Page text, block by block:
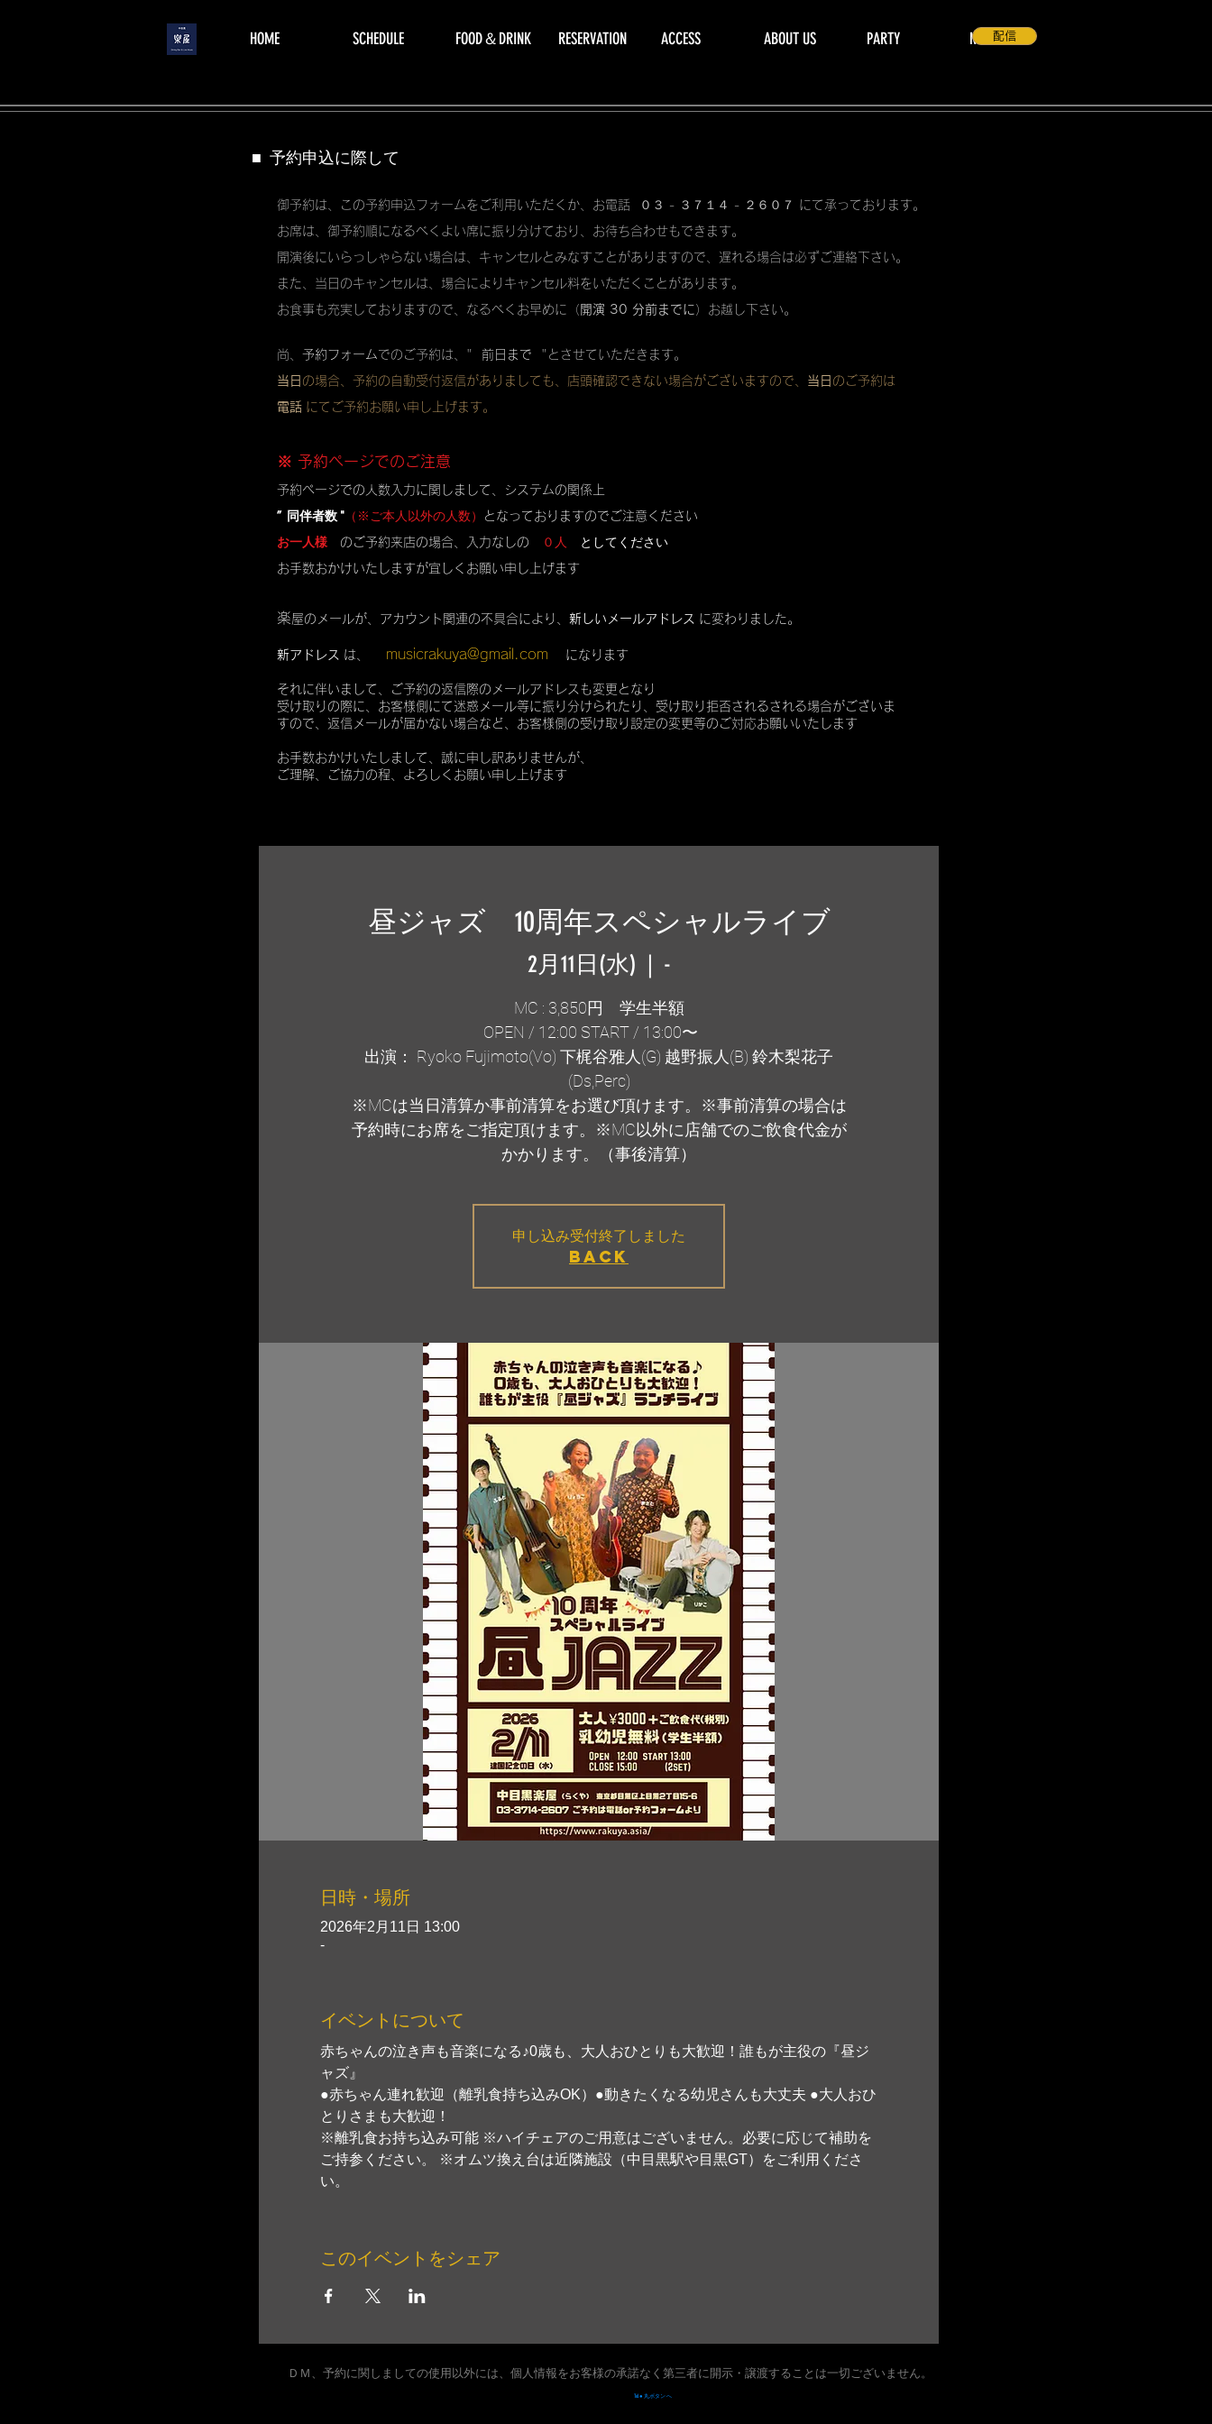
menu HOME SCHEDULE FOOD＆DRINK RESERVATION ACCESS ABOUT US PARTY NEWS配信
■ 予約申込に際して
御予約は、この予約申込フォームをご利用いただくか、お電話 ０３ - ３７１４ - ２６０７ にて承っております。
お席は、御予約順になるべくよい席に振り分けており、お待ち合わせもできます。
開演後にいらっしゃらない場合は、キャンセルとみなすことがありますので、遅れる場合は必ずご連絡下さい。
また、当日のキャンセルは、場合によりキャンセル料をいただくことがあります。
お食事も充実しておりますので、なるべくお早めに（ 開演 30 分前までに）お越し下さい。
尚、 予約フォームでのご予約は、" 前日まで "とさせていただきます。
当日 の場合、予約の自動受付返信がありましても、店頭確認できない場合がございますので、 当日 のご予約は
電話 にてご予約お願い申し上げます。
※ 予約ページでのご注意
予約ページでの人数入力に関しまして、システムの関係上
” 同伴者数 " （※ご本人以外の人数） となっておりますのでご注意ください
お一人様 のご予約来店の場合、入力なしの ０人 としてください
お手数おかけいたしますが宜しくお願い申し上げます
楽屋のメールが、アカウント関連の不具合により、 新しいメールアドレス に変わりました。
新アドレス は、 musicrakuya@gmail.com になります
それに伴いまして、ご予約の返信際のメールアドレスも変更となり
受け取りの際に、お客様側にて迷惑メール等に振り分けられたり、受け取り拒否されるされる場合がございま
すので、返信メールが届かない場合など、お客様側の受け取り設定の変更等のご対応お願いいたします
お手数おかけいたしまして、誠に申し訳ありませんが、
ご理解、ご協力の程、よろしくお願い申し上げます
昼ジャズ 10周年スペシャルライブ
2月11日(水)
  |
-
MC : 3,850円 学生半額
OPEN / 12:00 START / 13:00〜
出演： Ryoko Fujimoto(Vo) 下梶谷雅人(G) 越野振人(B) 鈴木梨花子
(Ds,Perc)
※MCは当日清算か事前清算をお選び頂けます。※事前清算の場合は
予約時にお席をご指定頂けます。※MC以外に店舗でのご飲食代金が
かかります。（事後清算）
申し込み受付終了しました
BACK
日時・場所
2026年2月11日 13:00
-
イベントについて
赤ちゃんの泣き声も音楽になる♪0歳も、大人おひとりも大歓迎！誰もが主役の『昼ジ
ャズ』
●赤ちゃん連れ歓迎（離乳食持ち込みOK）●動きたくなる幼児さんも大丈夫 ●大人おひ
とりさまも大歓迎！
※離乳食お持ち込み可能 ※ハイチェアのご用意はございません。必要に応じて補助を
ご持参ください。 ※オムツ換え台は近隣施設（中目黒駅や目黒GT）をご利用くださ
い。
このイベントをシェア
ＤＭ、予約に関しましての使用以外には、個人情報をお客様の承諾なく第三者に開示・譲渡することは一切ございません。
Tel ● 丸ボタン へ